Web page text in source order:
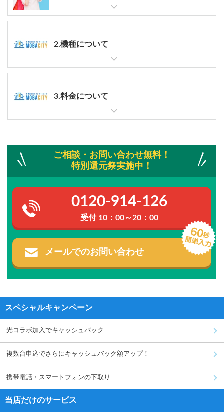
2.機種について
3.料金について
ご相談・お問い合わせ無料！
特別還元祭実施中！
0120-914-126
受付 10：00～20：00
メールでのお問い合わせ
スペシャルキャンペーン
光コラボ加入でキャッシュバック
複数台申込でさらにキャッシュバック額アップ！
携帯電話・スマートフォンの下取り
当店だけのサービス